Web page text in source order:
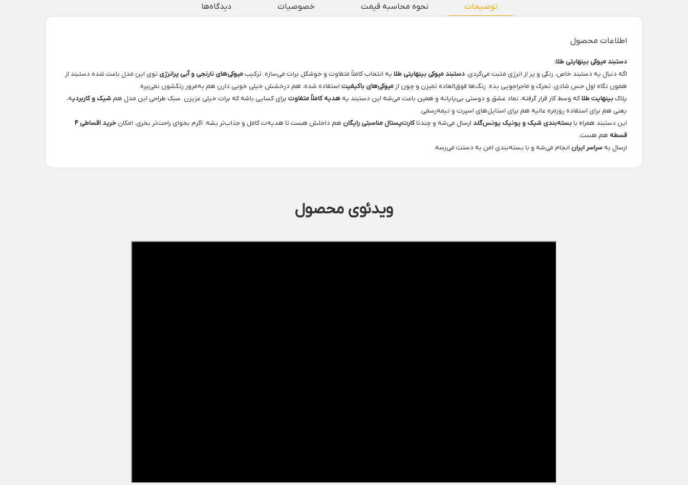
توضیحات نحوه محاسبه قیمت خصوصیات دیدگاه‌ها
اطلاعات محصول
دستبند میوکی بینهایتی طلا:
اگه دنبال یه دستبند خاص، رنگی و پر از انرژی مثبت می‌گردی، دستبند میوکی بینهایتی طلا یه انتخاب کاملاً متفاوت و خوشگل برات می‌سازه. ترکیبمیوکی‌های نارنجی و آبی پرانرژی توی این مدل باعث شده دستبند از
همون نگاه اول حس شادی، تحرک و ماجراجویی بده. رنگ‌ها فوق‌العاده تمیزن و چون از میوکی‌های باکیفیت استفاده شده، هم درخشش خیلی خوبی دارن هم به‌مرور رنگشون نمی‌پره.
پلاکبینهایت طلاکه وسط کار قرار گرفته، نماد عشق و دوستی بی‌پایانه و همین باعث می‌شه این دستبند یه هدیه کاملاً متفاوت برای کسایی باشه که برات خیلی عزیزن. سبک طراحی این مدل هم شیک و کاربردیه،
یعنی هم برای استفاده روزمره عالیه هم برای استایل‌های اسپرت و نیمه‌رسمی.
این دستبند همراه با بسته‌بندی شیک و یونیک یونس‌گلد ارسال می‌شه و چندتاکارت‌پستال مناسبتی رایگان هم داخلش هست تا هدیه‌ت کامل و جذاب‌تر بشه. اگرم بخوای راحت‌تر بخری، امکان
خرید اقساطی ۴
قسطه هم هست.
ارسال به سراسر ایران انجام می‌شه و با بسته‌بندی امن به دستت می‌رسه.
ویدئوی محصول